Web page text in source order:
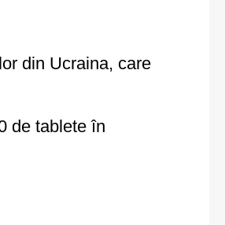
din Ucraina, care
de tablete în